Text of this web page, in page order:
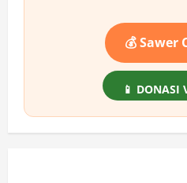
💰 Sawer
📱 DONASI